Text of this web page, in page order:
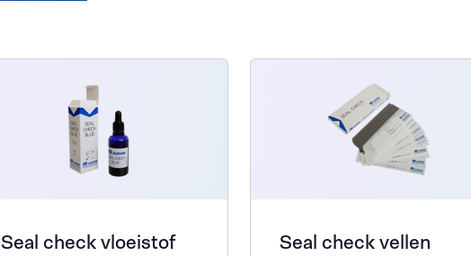
Seal check vloeistof Seal check vellen